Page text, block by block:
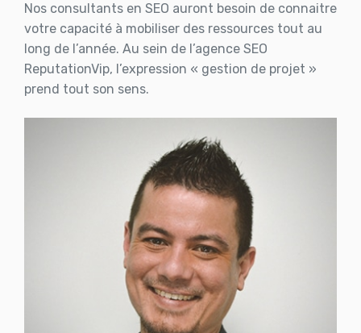
Nos consultants en SEO auront besoin de connaitre
votre capacité à mobiliser des ressources tout au
long de l’année. Au sein de l’agence SEO
ReputationVip, l’expression « gestion de projet »
prend tout son sens.